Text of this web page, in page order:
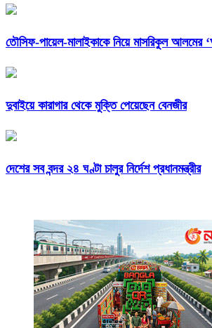
তৌসিফ-পায়েল-মালাইকাকে নিয়ে মাসরিকুল আলমের
দুবাইয়ে কারাগার থেকে মুক্তি পেয়েছেন বেনজীর
দেশের সব বন্দর ২৪ ঘণ্টা চালুর নির্দেশ প্রধানমন্ত্রীর